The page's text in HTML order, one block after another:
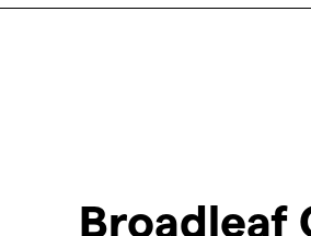
Broadleaf